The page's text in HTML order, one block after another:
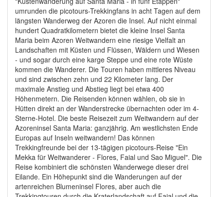
umrunden die picotours-Trekkingfans in acht Tagen auf dem
längsten Wanderweg der Azoren die Insel. Auf nicht einmal
hundert Quadratkilometern bietet die kleine Insel Santa
Maria beim Azoren Weitwandern eine riesige Vielfalt an
Landschaften mit Küsten und Flüssen, Wäldern und Wiesen
- und sogar durch eine karge Steppe und eine rote Wüste
kommen die Wanderer. Die Touren haben mittleres Niveau
und sind zwischen zehn und 22 Kilometer lang. Der
maximale Anstieg und Abstieg liegt bei etwa 400
Höhenmetern. Die Reisenden können wählen, ob sie in
Hütten direkt an der Wanderstrecke übernachten oder im 4-
Sterne-Hotel. Die beste Reisezeit zum Weitwandern auf der
Azoreninsel Santa Maria: ganzjährig. Am westlichsten Ende
Europas auf Inseln weitwandern! Das können
Trekkingfreunde bei der 13-tägigen picotours-Reise "Ein
Mekka für Weitwanderer - Flores, Faial und Sao Miguel". Die
Reise kombiniert die schönsten Wanderwege dieser drei
Eilande. Ein Höhepunkt sind die Wanderungen auf der
artenreichen Blumeninsel Flores, aber auch die